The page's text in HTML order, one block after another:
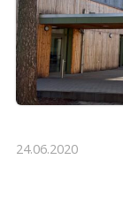
24.06.2020